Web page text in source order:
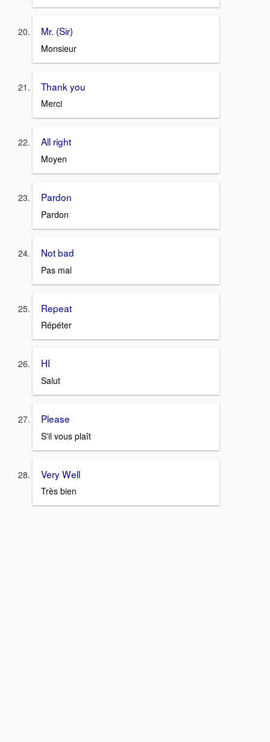
Mr. (Sir)
Monsieur
Thank you
Merci
All right
Moyen
Pardon
Pardon
Not bad
Pas mal
Repeat
Répéter
HI
Salut
Please
S'il vous plaît
Very Well
Très bien